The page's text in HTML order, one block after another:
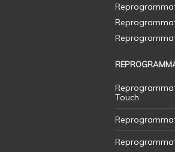
Touch